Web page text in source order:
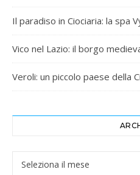
Il paradiso in Ciociaria: la spa
Vico nel Lazio: il borgo
Veroli: un piccolo paese della
Archivi